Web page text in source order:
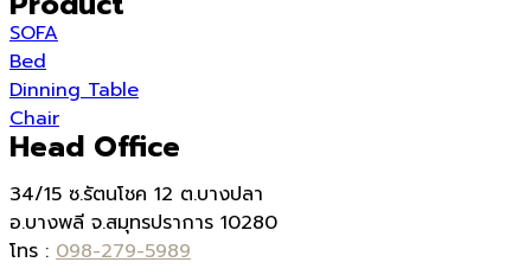
SOFA
Bed
Dinning Table
Chair
Head Office
34/15 ซ.รัตนโชค 12 ต.บางปลา
อ.บางพลี จ.สมุทรปราการ 10280
โทร : 098-279-5989